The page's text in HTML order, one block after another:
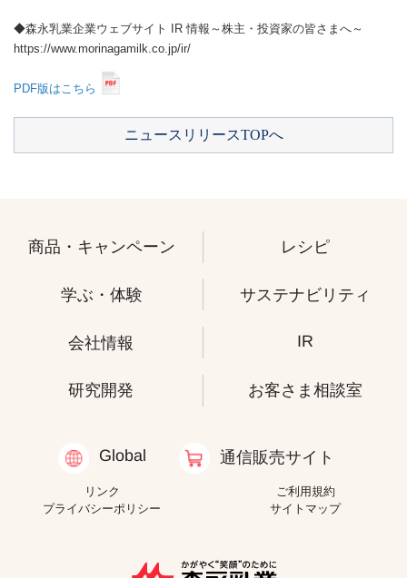
◆森永乳業企業ウェブサイト IR 情報～株主・投資家の皆さまへ～
https://www.morinagamilk.co.jp/ir/
PDF版はこちら
ニュースリリースTOPへ
商品・キャンペーン レシピ
学ぶ・体験 サステナビリティ
会社情報 IR
研究開発 お客さま相談室
Global 通信販売サイト
リンク
ご利用規約
プライバシーポリシー
サイトマップ